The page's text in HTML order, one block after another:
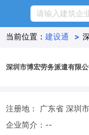
当前位置： 建设通 >
深圳市博宏劳务派遣有限公
注册地： 广东省 深圳市
企业简介：--